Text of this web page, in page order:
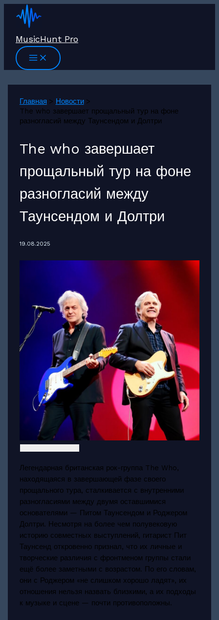
Перейти
MusicHunt Pro
Главная
Новости
The who завершает прощальный тур на фоне
разногласий между Таунсендом и Долтри
The who завершает
прощальный тур на фоне
разногласий между
Таунсендом и Долтри
19.08.2025
Легендарная британская рок-группа The Who,
находящаяся в завершающей фазе своего
прощального тура, сталкивается с внутренними
разногласиями между двумя оставшимися
основателями — Питом Таунсендом и Роджером
Долтри. Несмотря на более чем полувековую
историю совместных выступлений, гитарист Пит
Таунсенд откровенно признал, что их личные и
творческие различия с фронтменом группы стали
ещё более заметными с возрастом. По его словам,
они с Роджером «не слишком хорошо ладят», их
отношения нельзя назвать близкими, а их подходы
к музыке и сцене — почти противоположны.